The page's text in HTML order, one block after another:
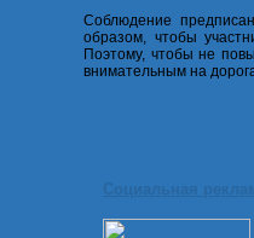
Соблюдение
образом, чтобы
Поэтому, чтобы не
внимательным на